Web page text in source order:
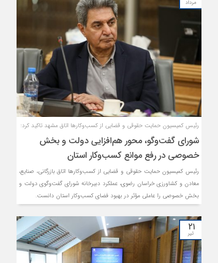
مرداد
رئیس کمیسیون حمایت حقوقی و قضایی از کسب‌وکارها اتاق مشهد تاکید کرد:
شورای گفت‌وگو، محور هم‌افزایی دولت و بخش
خصوصی در رفع موانع کسب‌وکار استان
رئیس کمیسیون حمایت حقوقی و قضایی از کسب‌وکارها اتاق بازرگانی، صنایع،
معادن و کشاورزی خراسان رضوی، عملکرد دبیرخانه شورای گفت‌وگوی دولت و
بخش خصوصی را عاملی مؤثر در بهبود فضای کسب‌وکار استان دانست.
۲۱
تیر